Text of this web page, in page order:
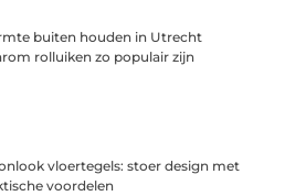
buiten houden in Utrecht
rolluiken zo populair zijn
vloertegels: stoer design met
voordelen